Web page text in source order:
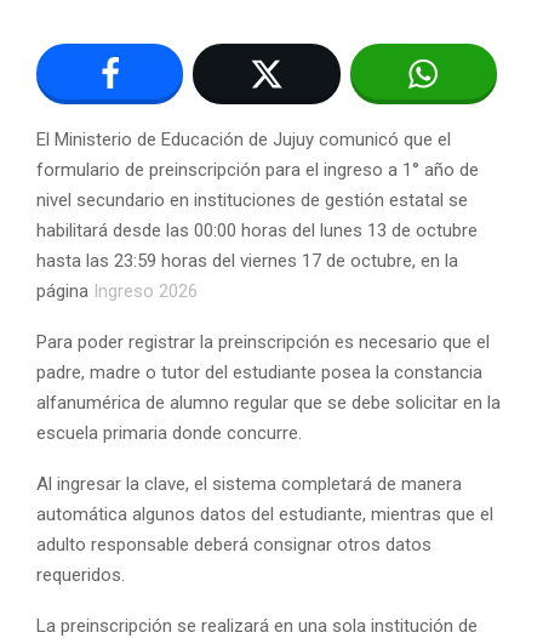
El Ministerio de Educación de Jujuy comunicó que el
formulario de preinscripción para el ingreso a 1° año de
nivel secundario en instituciones de gestión estatal se
habilitará desde las 00:00 horas del lunes 13 de octubre
hasta las 23:59 horas del viernes 17 de octubre, en la
página Ingreso 2026
Para poder registrar la preinscripción es necesario que el
padre, madre o tutor del estudiante posea la constancia
alfanumérica de alumno regular que se debe solicitar en la
escuela primaria donde concurre.
Al ingresar la clave, el sistema completará de manera
automática algunos datos del estudiante, mientras que el
adulto responsable deberá consignar otros datos
requeridos.
La preinscripción se realizará en una sola institución de